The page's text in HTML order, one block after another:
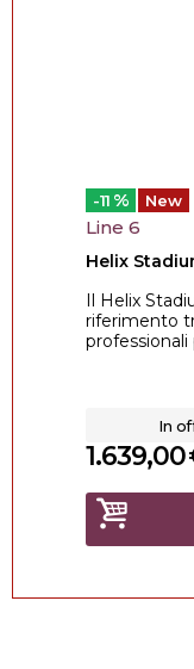
-11 % New
Line 6
Helix
Il Helix
riferimento
professionali
In
1.639,00